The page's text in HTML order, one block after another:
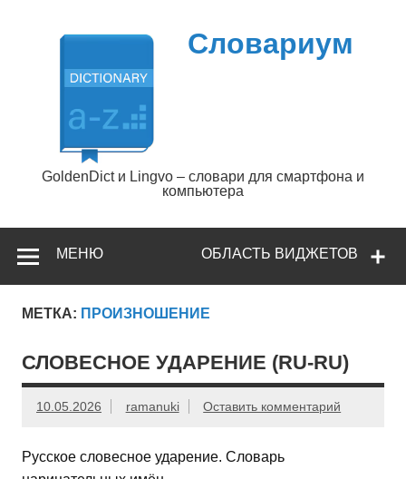
содержимому
Словариум
GoldenDict и Lingvo – словари для смартфона и
компьютера
ОБЛАСТЬ ВИДЖЕТОВ
МЕНЮ
МЕТКА: ПРОИЗНОШЕНИЕ
СЛОВЕСНОЕ УДАРЕНИЕ (RU-RU)
10.05.2026 ramanuki Оставить комментарий
Русское словесное ударение. Словарь